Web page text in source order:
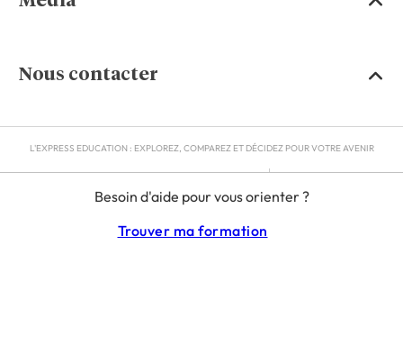
Besoin d'aide pour vous orienter ?
Trouver ma formation
Nous contacter
L'EXPRESS EDUCATION : EXPLOREZ, COMPAREZ ET DÉCIDEZ POUR VOTRE AVENIR
RGPD